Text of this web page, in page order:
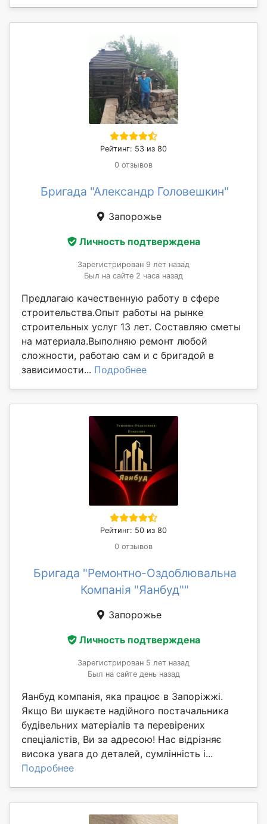
Рейтинг: 53 из 80
0 отзывов
Бригада "Александр Головешкин"
Запорожье
Личность подтверждена
Зарегистрирован 9 лет назад
Был на сайте 2 часа назад
Предлагаю качественную работу в сфере
строительства.Опыт работы на рынке
строительных услуг 13 лет. Составляю сметы
на материала.Выполняю ремонт любой
сложности, работаю сам и с бригадой в
зависимости... Подробнее
Рейтинг: 50 из 80
0 отзывов
Бригада "Ремонтно-Оздоблювальна
Компанія "Яанбуд""
Запорожье
Личность подтверждена
Зарегистрирован 5 лет назад
Был на сайте день назад
Яанбуд компанія, яка працює в Запоріжжі.
Якщо Ви шукаєте надійного постачальника
будівельних матеріалів та перевірених
спеціалістів, Ви за адресою! Нас відрізняє
висока увага до деталей, сумлінність і...
Подробнее